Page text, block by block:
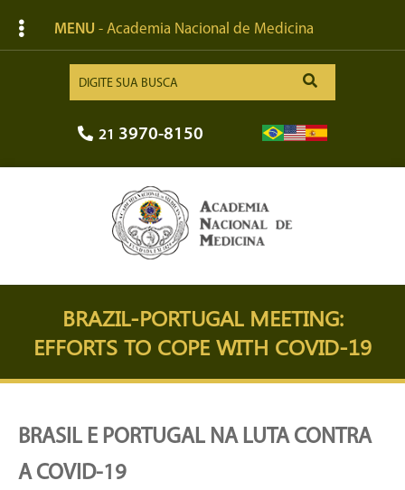
MENU - Academia Nacional de Medicina
21 3970-8150
BRAZIL-PORTUGAL MEETING:
EFFORTS TO COPE WITH COVID-19
BRASIL E PORTUGAL NA LUTA CONTRA
A COVID-19